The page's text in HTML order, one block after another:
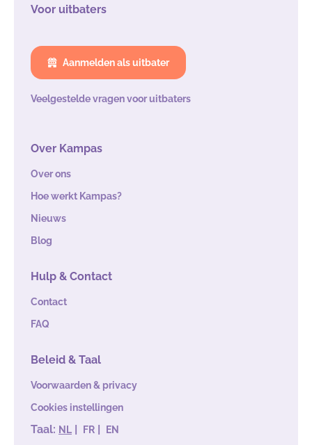
Voor uitbaters
Aanmelden als uitbater
Veelgestelde vragen voor uitbaters
Over Kampas
Over ons
Hoe werkt Kampas?
Nieuws
Blog
Hulp & Contact
Contact
FAQ
Beleid & Taal
Voorwaarden & privacy
Cookies instellingen
Taal: NL | FR | EN